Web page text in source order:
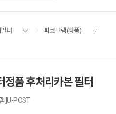
필터 피코그램(정품)
정품 후처리카본 필터
]U-POST